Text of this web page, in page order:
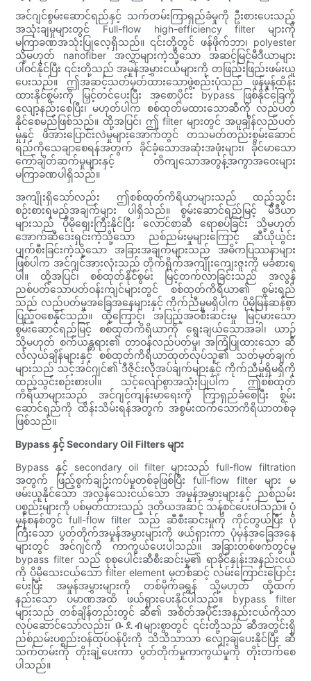
အင်ဂျင်စွမ်းဆောင်ရည်နှင့် သက်တမ်းကြာရှည်ခံမှုကို ဦးစားပေးသည့်
အသုံးချမှုများတွင် Full-flow high-efficiency filter များကို
မကြာခဏအသုံးပြုလေ့ရှိသည်။ ၎င်းတို့တွင် ဖန်ဖိုက်ဘာ၊ polyester
သို့မဟုတ် nanofiber အလွှာများကဲ့သို့သော အဆင့်မြင့်မီဒီယာများ
ပါဝင်နိုင်ပြီး ၎င်းတို့သည် အမှုန်အမွှားငယ်များကို တဖြည်းဖြည်းဖမ်းယူ
ပေးသည်။ ဤအဆင့်သတ်မှတ်ထားသောဖွဲ့စည်းပုံသည် ဖုန်မှုန့်ထိန်း
ထားနိုင်စွမ်းကို မြှင့်တင်ပေးပြီး အစောပိုင်း bypass ဖြစ်နိုင်ခြေကို
လျော့နည်းစေပြီး၊ မဟုတ်ပါက စစ်ထုတ်မထားသောဆီကို လည်ပတ်
နိုင်စေမည်ဖြစ်သည်။ ထို့အပြင်၊ ဤ filter များတွင် အပူချိန်လည်ပတ်
မှုနှင့် ဖိအားပြောင်းလဲမှုများအောက်တွင် တသမတ်တည်းစွမ်းဆောင်
ရည်ကိုသေချာစေရန်အတွက် ခိုင်ခံ့သောအဆုံးအဖုံးများ၊ ခိုင်မာသော
ကော်ချိတ်ဆက်မှုများနှင့် တိကျသောအတွန့်အကွာအဝေးများ
မကြာခဏပါရှိသည်။
အကျိုးရှိသော်လည်း ဤစစ်ထုတ်ကိရိယာများသည် ထည့်သွင်း
စဉ်းစားရမည့်အချက်များ ပါရှိသည်။ စွမ်းဆောင်ရည်မြင့် မီဒီယာ
များသည် ပိုမိုစျေးကြီးနိုင်ပြီး လောင်စာဆီ ရောစပ်ခြင်း သို့မဟုတ်
အောက်ဆီဒေးရှင်းကဲ့သို့သော ညစ်ညမ်းမှုများကြောင့် ဆီယိုယွင်း
ပျက်စီးခြင်းကဲ့သို့သော အခြားအချက်များသည် အဓိကပြဿနာများ
ဖြစ်ပါက အင်ဂျင်အားလုံးသည် တိုက်ရိုက်အကျိုးကျေးဇူးကို မခံစားရ
ပါ။ ထို့အပြင်၊ စစ်ထုတ်နိုင်စွမ်း မြင့်တက်လာခြင်းသည် အလွန်
ညစ်ပတ်သောပတ်ဝန်းကျင်များတွင် စစ်ထုတ်ကိရိယာ၏ စွမ်းရည်
သည် လည်ပတ်မှုအခြေအနေများနှင့် ကိုက်ညီမှုမရှိပါက ပိုမိုမြန်ဆန်စွာ
ပြည့်ဝစေနိုင်သည်။ ထို့ကြောင့်၊ အပြည့်အဝစီးဆင်းမှု မြင့်မားသော
စွမ်းဆောင်ရည်မြင့် စစ်ထုတ်ကိရိယာကို ရွေးချယ်သောအခါ၊ ယာဉ်
သို့မဟုတ် စက်ယန္တရား၏ တာဝန်လည်ပတ်မှု၊ အကြံပြုထားသော ဆီ
လဲလှယ်ချိန်များနှင့် စစ်ထုတ်ကိရိယာထုတ်လုပ်သူ၏ သတ်မှတ်ချက်
များသည် သင့်အင်ဂျင်၏ ဒီဇိုင်းလိုအပ်ချက်များနှင့် ကိုက်ညီမှုရှိမရှိကို
ထည့်သွင်းစဉ်းစားပါ။ သင့်လျော်စွာအသုံးပြုပါက ဤစစ်ထုတ်
ကိရိယာများသည် အင်ဂျင်ကျန်းမာရေးကို ကြာရှည်ခံစေပြီး စွမ်း
ဆောင်ရည်ကို ထိန်းသိမ်းရန်အတွက် အစွမ်းထက်သောကိရိယာတစ်ခု
ဖြစ်သည်။
Bypass နှင့် Secondary Oil Filters များ
Bypass နှင့် secondary oil filter များသည် full-flow filtration
အတွက် ဖြည့်စွက်ချဉ်းကပ်မှုတစ်ခုဖြစ်ပြီး full-flow filter များ မ
ဖမ်းယူနိုင်သော အလွန်သေးငယ်သော အမှုန်အမွှားများနှင့် ညစ်ညမ်း
ပစ္စည်းများကို ပစ်မှတ်ထားသည့် ဒုတိယအဆင့် သန့်စင်ပေးပါသည်။ ပုံ
မှန်စနစ်တွင် full-flow filter သည် ဆီစီးဆင်းမှုကို ကိုင်တွယ်ပြီး ပို
ကြီးသော ပွတ်တိုက်အမှုန်အမွှားများကို ဖယ်ရှားကာ ပုံမှန်အခြေအနေ
များတွင် အင်ဂျင်ကို ကာကွယ်ပေးပါသည်။ အခြားတစ်ဖက်တွင်မူ
bypass filter သည် စုစုပေါင်းဆီစီးဆင်းမှု၏ ရာခိုင်နှုန်းအနည်းငယ်
ကို ပိုမိုသေးငယ်သော filter element မှတစ်ဆင့် လမ်းကြောင်းပြောင်း
ပေးပြီး အမှုန်အမွှားများကို တစ်မိုက်ခရွန် သို့မဟုတ် ထို့ထက်
နည်းသော ပမာဏအထိ ဖယ်ရှားပေးနိုင်ပါသည်။ bypass filter
များသည် တစ်ချိန်တည်းတွင် ဆီ၏ အစိတ်အပိုင်းအနည်းငယ်ကိုသာ
လုပ်ဆောင်သော်လည်း၊ ዑደብများစွာတွင် ၎င်းတို့သည် ဆီအတွင်းရှိ
ညစ်ညမ်းပစ္စည်းဝန်ထုပ်ဝန်ပိုးကို သိသိသာသာ လျှော့ချပေးနိုင်ပြီး ဆီ
သက်တမ်းကို တိုးချဲ့ပေးကာ ပွတ်တိုက်မှုကာကွယ်မှုကို တိုးတက်စေ
ပါသည်။